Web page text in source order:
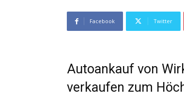
Facebook Twitter
Autoankauf von
verkaufen zum